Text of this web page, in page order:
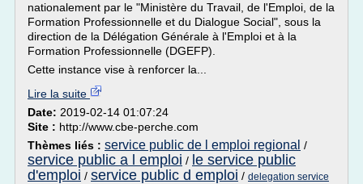
nationalement par le "Ministère du Travail, de l'Emploi, de la
Formation Professionnelle et du Dialogue Social", sous la
direction de la Délégation Générale à l'Emploi et à la
Formation Professionnelle (DGEFP).
Cette instance vise à renforcer la...
Lire la suite
Date: 2019-02-14 01:07:24
Site : http://www.cbe-perche.com
Thèmes liés : service public de l emploi regional /
service public a l emploi / le service public
d'emploi / service public d emploi / delegation service